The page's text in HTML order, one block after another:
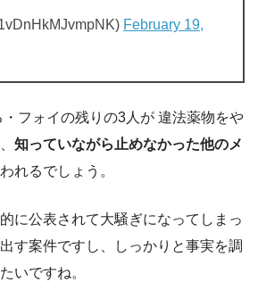
February 19,
フォイの残りの3人が 違法薬物をや
知っていながら止めなかった他のメ
れるでしょう。
に公表されて大騒ぎになってしまっ
す案件ですし、しっかりと事実を調
いですね。